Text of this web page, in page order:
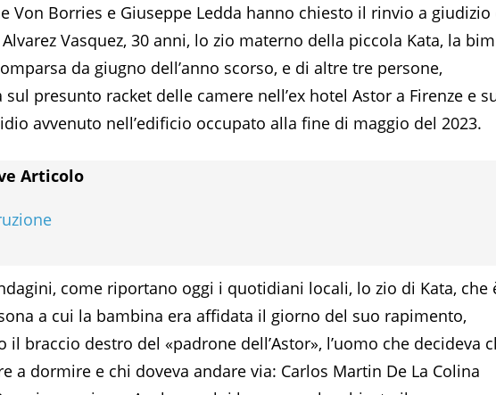
Von Borries e Giuseppe Ledda hanno chiesto il rinvio a giudizio
Vasquez, 30 anni, lo zio materno della piccola Kata, la
da giugno dell’anno scorso, e di altre tre persone,
sul presunto racket delle camere nell’ex hotel Astor a Firenze e
avvenuto nell’edificio occupato alla fine di maggio del 2023.
Articolo
come riportano oggi i quotidiani locali, lo zio di Kata, che
a cui la bambina era affidata il giorno del suo rapimento,
il braccio destro del «padrone dell’Astor», l’uomo che decideva
a dormire e chi doveva andare via: Carlos Martin De La Colina